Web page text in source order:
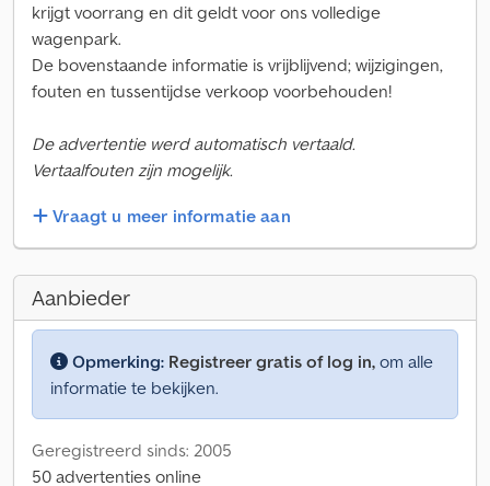
krijgt voorrang en dit geldt voor ons volledige
wagenpark.
De bovenstaande informatie is vrijblijvend; wijzigingen,
fouten en tussentijdse verkoop voorbehouden!
De advertentie werd automatisch vertaald.
Vertaalfouten zijn mogelijk.
Vraagt u meer informatie aan
Aanbieder
Opmerking: Registreer gratis of log in, om alle
informatie te bekijken.
Geregistreerd sinds: 2005
50 advertenties online